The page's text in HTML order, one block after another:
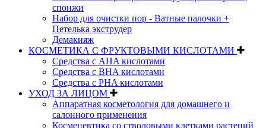
спонжи
Набор для очистки пор - Ватные палочки +
Петелька экструдер
Демакияж
КОСМЕТИКА С ФРУКТОВЫМИ КИСЛОТАМИ
Средства с AHA кислотами
Средства с BHA кислотами
Средства с PHA кислотами
УХОД ЗА ЛИЦОМ
Аппаратная косметология для домашнего и
салонного применения
Космецевтика со стволовыми клетками растений